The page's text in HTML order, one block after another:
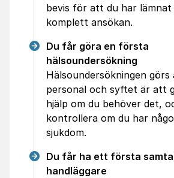
bevis för att du har lämnat
komplett ansökan.
Du får göra en första
hälsoundersökning
Hälsoundersökningen görs
personal och syftet är att
hjälp om du behöver det,
kontrollera om du har
sjukdom.
Du får ha ett första
handläggare